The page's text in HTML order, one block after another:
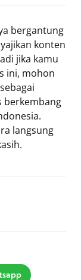
bergantung
konten
jika kamu
ini, mohon
berkembang
langsung